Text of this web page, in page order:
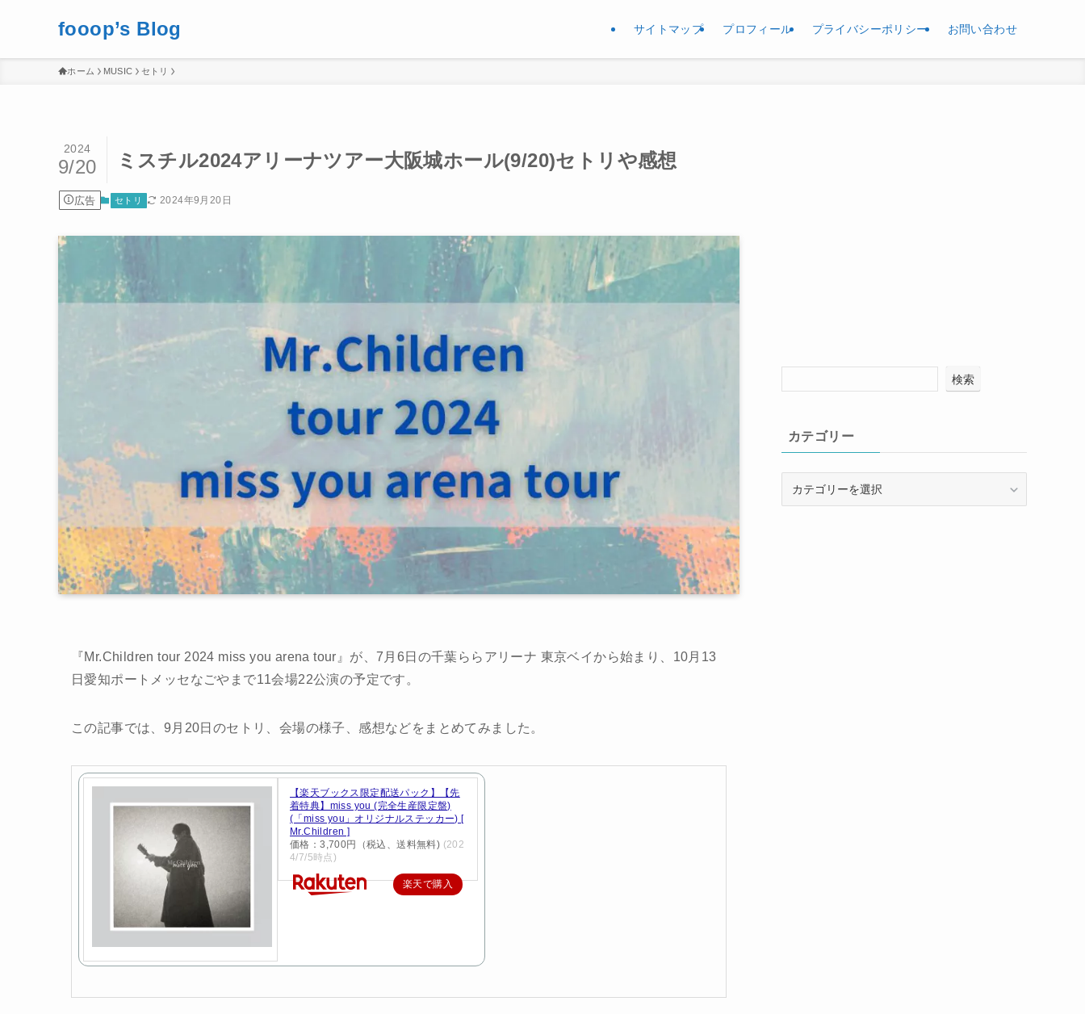
fooop’s Blog サイトマップ プロフィール プライバシーポリシー お問い合わせ
ホーム MUSIC セトリ
ミスチル2024アリーナツアー大阪城ホール(9/20)セトリや感想
2024
9/20
広告 セトリ 2024年9月20日
『Mr.Children tour 2024 miss you arena tour』が、7月6日の千葉ららアリーナ 東京ベイから始まり、10月13
日愛知ポートメッセなごやまで11会場22公演の予定です。
この記事では、9月20日のセトリ、会場の様子、感想などをまとめてみました。
【楽天ブックス限定配送パック】【先
着特典】miss you (完全生産限定盤)
(「miss you」オリジナルステッカー) [
Mr.Children ]
価格：3,700円（税込、送料無料) (202
4/7/5時点)
楽天で購入
検索
カテゴリー